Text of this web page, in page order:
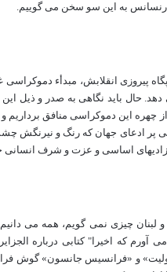
رنسانس به این سو سخن می گوییم.
پیروزی انقلابش، مبدأء
حال باید نگاهی به صدر و ذیل این
از چهره این دموکراسی منافق
پر ادعای جهان که رنگ و نیرنگش
اساسی و عزت و شرف
و لبنان چیزی نمی گویم، همه می
که اخیرا" کتابی درباره
و «فرانسیس جانسون» گوش فرا